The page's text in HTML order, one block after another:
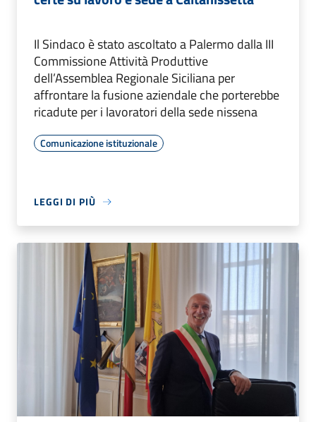
Il Sindaco è stato ascoltato a Palermo dalla III
Commissione Attività Produttive
dell’Assemblea Regionale Siciliana per
affrontare la fusione aziendale che porterebbe
ricadute per i lavoratori della sede nissena
Comunicazione istituzionale
LEGGI DI PIÙ